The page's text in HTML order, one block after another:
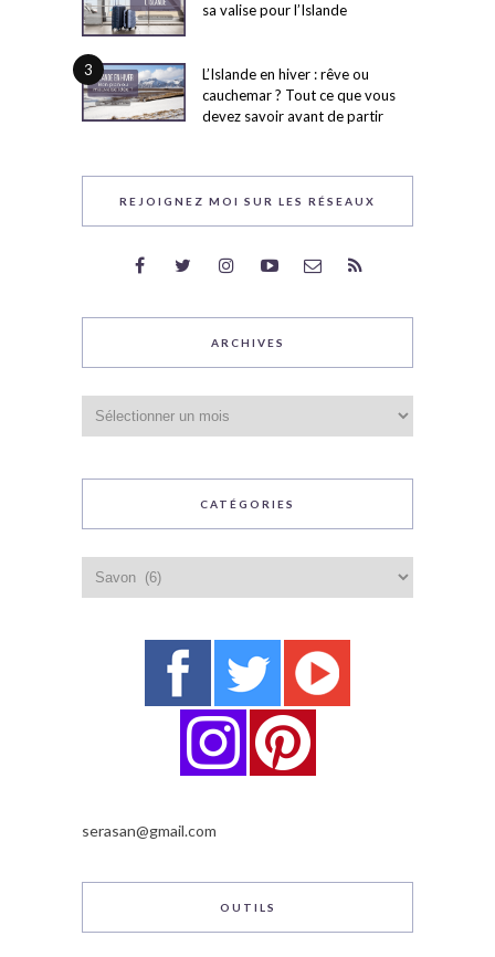
sa valise pour l’Islande
3
L’Islande en hiver : rêve ou
cauchemar ? Tout ce que vous
devez savoir avant de partir
REJOIGNEZ MOI SUR LES RÉSEAUX
ARCHIVES
CATÉGORIES
serasan@gmail.com
OUTILS